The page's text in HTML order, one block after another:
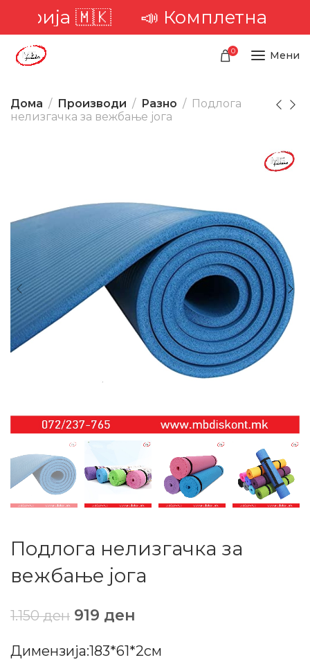
🇲🇰 📣 Комплетна достава
0 Мени
Дома Производи Разно
Подлога
нелизгачка за вежбање јога
Подлога нелизгачка за
вежбање јога
1.150ден 919 ден
Димензија:183*61*2см